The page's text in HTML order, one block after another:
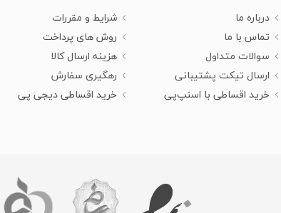
درباره ما
تماس با ما
سوالات متداول
ارسال تیکت پشتیبانی
خرید اقساطی با اسنپ‌پی
شرایط و مقررات
روش های پرداخت
هزینه ارسال کالا
رهگیری سفارش
خرید اقساطی دیجی پی